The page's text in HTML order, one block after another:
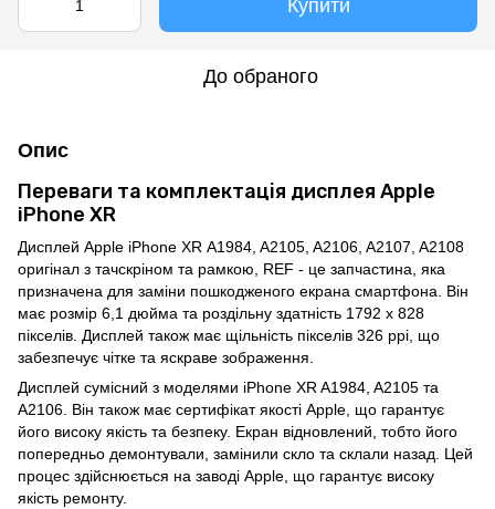
Купити
До обраного
Опис
Переваги та комплектація дисплея Apple
iPhone XR
Дисплей Apple iPhone XR A1984, A2105, A2106, A2107, A2108
оригінал з тачскріном та рамкою, REF - це запчастина, яка
призначена для заміни пошкодженого екрана смартфона. Він
має розмір 6,1 дюйма та роздільну здатність 1792 x 828
пікселів. Дисплей також має щільність пікселів 326 ppi, що
забезпечує чітке та яскраве зображення.
Дисплей сумісний з моделями iPhone XR A1984, A2105 та
A2106. Він також має сертифікат якості Apple, що гарантує
його високу якість та безпеку. Екран відновлений, тобто його
попередньо демонтували, замінили скло та склали назад. Цей
процес здійснюється на заводі Apple, що гарантує високу
якість ремонту.